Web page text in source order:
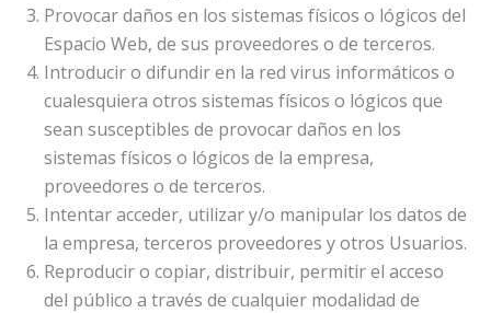
Provocar daños en los sistemas físicos o lógicos del
Espacio Web, de sus proveedores o de terceros.
Introducir o difundir en la red virus informáticos o
cualesquiera otros sistemas físicos o lógicos que
sean susceptibles de provocar daños en los
sistemas físicos o lógicos de la empresa,
proveedores o de terceros.
Intentar acceder, utilizar y/o manipular los datos de
la empresa, terceros proveedores y otros Usuarios.
Reproducir o copiar, distribuir, permitir el acceso
del público a través de cualquier modalidad de